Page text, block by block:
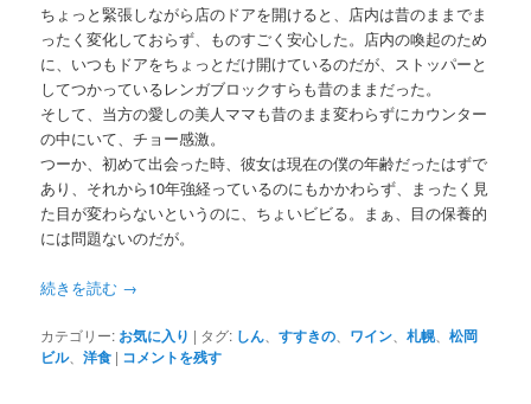
ちょっと緊張しながら店のドアを開けると、店内は昔のままでま
ったく変化しておらず、ものすごく安心した。店内の喚起のため
に、いつもドアをちょっとだけ開けているのだが、ストッパーと
してつかっているレンガブロックすらも昔のままだった。
そして、当方の愛しの美人ママも昔のまま変わらずにカウンター
の中にいて、チョー感激。
つーか、初めて出会った時、彼女は現在の僕の年齢だったはずで
あり、それから10年強経っているのにもかかわらず、まったく見
た目が変わらないというのに、ちょいビビる。まぁ、目の保養的
には問題ないのだが。
続きを読む →
カテゴリー: お気に入り | タグ: しん 、すすきの ワイン 、札幌、松岡
ビル、洋食 | コメントを残す